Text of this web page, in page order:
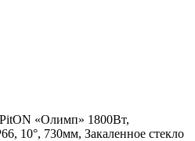
«Олимп» 1800Вт,
10°, 730мм, Закаленное стекло